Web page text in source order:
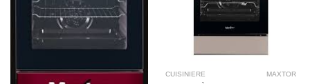
CUISINIERE MAXTOR